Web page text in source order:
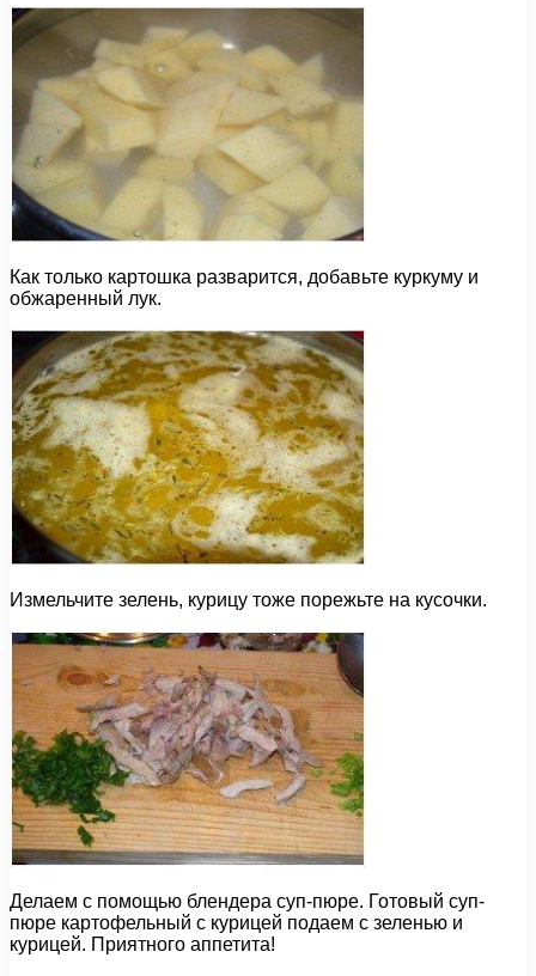
Как только картошка разварится, добавьте куркуму и
обжаренный лук.
Измельчите зелень, курицу тоже порежьте на кусочки.
Делаем с помощью блендера суп-пюре. Готовый суп-
пюре картофельный с курицей подаем с зеленью и
курицей. Приятного аппетита!